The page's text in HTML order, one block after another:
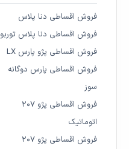
فروش اقساطی دنا پلاس
فروش اقساطی دنا پلاس توربو
فروش اقساطی پژو پارس LX
فروش اقساطی پارس دوگانه
سوز
فروش اقساطی پژو ۲۰۷
اتوماتیک
فروش اقساطی پژو ۲۰۷